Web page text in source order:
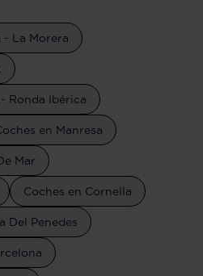
- La Morera
Ronda Ibérica
en Manresa
Mar
Coches en Cornella
Del Penedes